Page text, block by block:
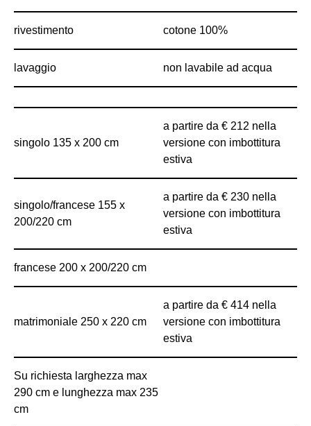
rivestimento cotone 100%
lavaggio non lavabile ad acqua
singolo 135 x 200 cm
a partire da € 212 nella
versione con imbottitura
estiva
singolo/francese 155 x
200/220 cm
a partire da € 230 nella
versione con imbottitura
estiva
francese 200 x 200/220 cm
matrimoniale 250 x 220 cm
a partire da € 414 nella
versione con imbottitura
estiva
Su richiesta larghezza max
290 cm e lunghezza max 235
cm